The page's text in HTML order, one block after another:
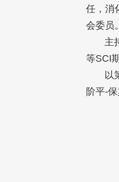
任，消
会委员。
主
等SCI
以
阶平-